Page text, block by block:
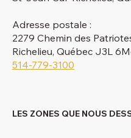
Adresse postale :
2279 Chemin des
Richelieu, Québec J3L
514-779-3100
LES ZONES QUE NOUS